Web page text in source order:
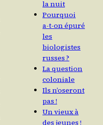
la nuit
Pourquoi
a‑t-on épuré
les
biologistes
russes ?
La question
coloniale
Ils n’oseront
pas !
Un vieux à
des jeunes !